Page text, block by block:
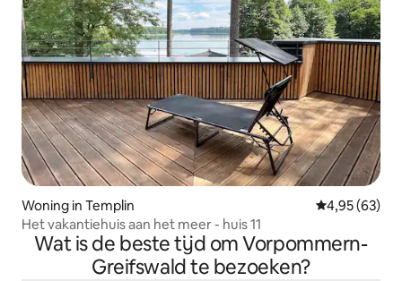
Woning in Templin Gemiddelde
4,95 (63)
Het vakantiehuis aan het meer - huis 11
Wat is de beste tijd om Vorpommern-
Greifswald te bezoeken?